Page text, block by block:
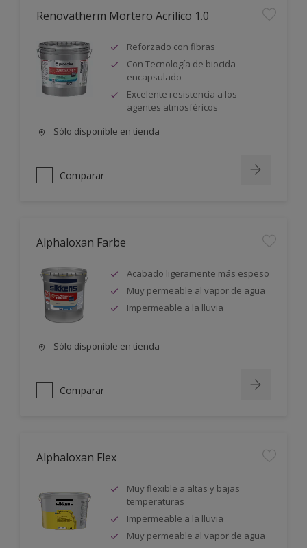
Renovatherm Mortero Acrilico 1.0
Reforzado con fibras
Con Tecnología de biocida
encapsulado
Excelente resistencia a los
agentes atmosféricos
Sólo disponible en tienda
Comparar
Alphaloxan Farbe
Acabado ligeramente más espeso
Muy permeable al vapor de agua
Impermeable a la lluvia
Sólo disponible en tienda
Comparar
Alphaloxan Flex
Muy flexible a altas y bajas
temperaturas
Impermeable a la lluvia
Muy permeable al vapor de agua